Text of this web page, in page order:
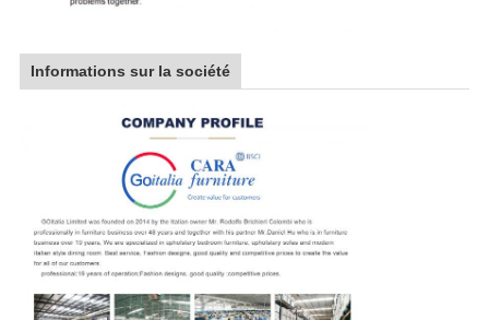
Informations sur la société